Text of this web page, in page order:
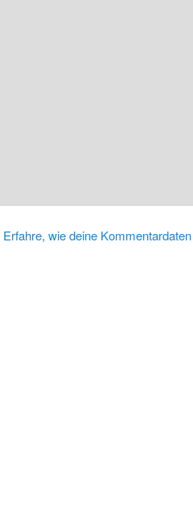
Erfahre, wie deine Kommentardaten